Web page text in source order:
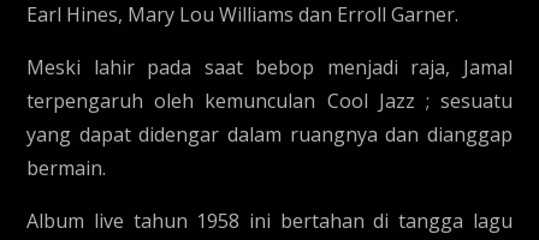
Earl Hines, Mary Lou Williams dan Erroll Garner.
Meski lahir pada saat bebop menjadi raja, Jamal
terpengaruh oleh kemunculan Cool Jazz ; sesuatu
yang dapat didengar dalam ruangnya dan dianggap
bermain.
Album live tahun 1958 ini bertahan di tangga lagu